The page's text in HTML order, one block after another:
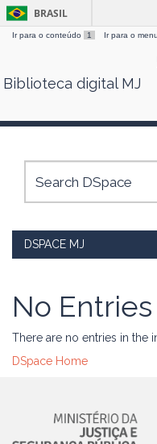
Skip
BRASIL
Ir para o conteúdo 1 Ir para o menu
Biblioteca digital MJ
DSPACE MJ
No
There are no entries in the
DSpace Home